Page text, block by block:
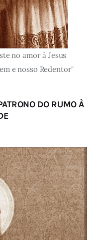
no amor à Jesus
e nosso Redentor"
DO RUMO À